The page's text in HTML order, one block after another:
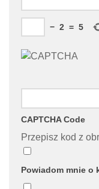
− 2 = 5
CAPTCHA Code
Przepisz kod z
Powiadom mnie o